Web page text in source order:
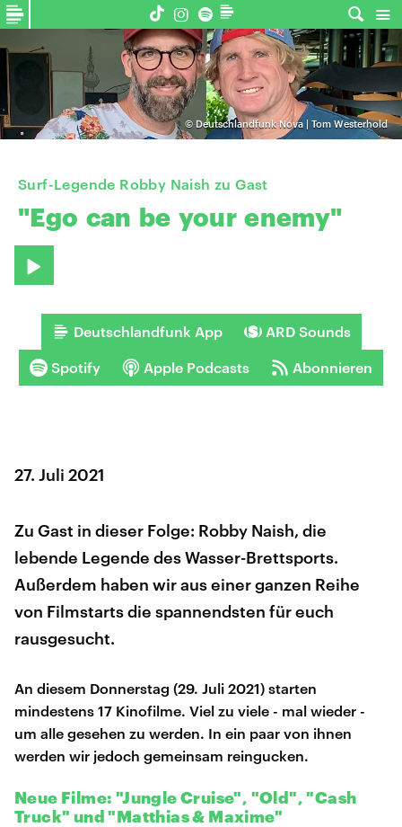
© Deutschlandfunk Nova | Tom Westerhold
Surf-Legende Robby Naish zu Gast
"Ego can be your enemy"
Deutschlandfunk App ARD Sounds
Spotify Apple Podcasts Abonnieren
27. Juli 2021
Zu Gast in dieser Folge: Robby Naish, die
lebende Legende des Wasser-Brettsports.
Außerdem haben wir aus einer ganzen Reihe
von Filmstarts die spannendsten für euch
rausgesucht.
An diesem Donnerstag (29. Juli 2021) starten
mindestens 17 Kinofilme. Viel zu viele - mal wieder -
um alle gesehen zu werden. In ein paar von ihnen
werden wir jedoch gemeinsam reingucken.
Neue Filme: "Jungle Cruise", "Old", "Cash
Truck" und "Matthias & Maxime"